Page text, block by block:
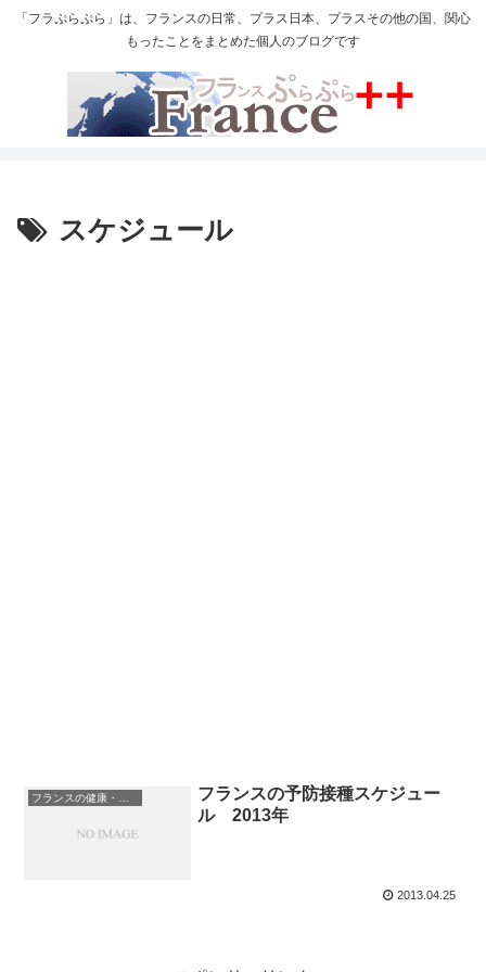
「フラぷらぷら」は、フランスの日常、プラス日本、プラスその他の国、関心
もったことをまとめた個人のブログです
スケジュール
フランスの健康・医療
フランスの予防接種スケジュー
ル 2013年
2013.04.25